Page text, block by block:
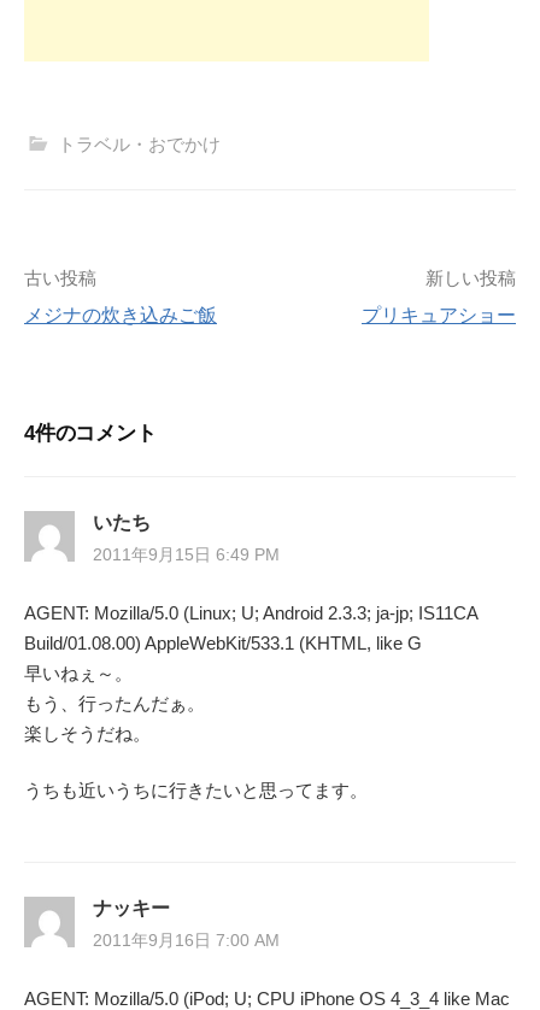
トラベル・おでかけ
投
ビ
ゲ
ー
シ
ョ
ン
古い投稿
メジナの炊き込みご飯
新しい投稿
プリキュアショー
4件のコメント
いたち
2011年9月15日 6:49 PM
AGENT: Mozilla/5.0 (Linux; U; Android 2.3.3; ja-jp; IS11CA
Build/01.08.00) AppleWebKit/533.1 (KHTML, like G
早いねぇ～。
もう、行ったんだぁ。
楽しそうだね。
うちも近いうちに行きたいと思ってます。
ナッキー
2011年9月16日 7:00 AM
AGENT: Mozilla/5.0 (iPod; U; CPU iPhone OS 4_3_4 like Mac